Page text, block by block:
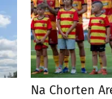
Na Chorten